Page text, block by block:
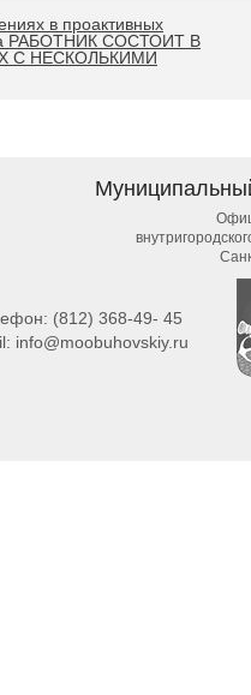
в проактивных
РАБОТНИК СОСТОИТ В
С НЕСКОЛЬКИМИ
(812) 368-49- 45
info@moobuhovskiy.ru